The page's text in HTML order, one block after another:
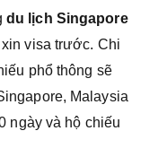
du lịch Singapore
visa trước. Chi
phổ thông sẽ
Malaysia
ngày và hộ chiếu